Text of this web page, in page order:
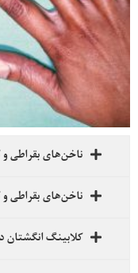
ناخن‌های بقراطی
ناخن‌های بقراطی
کلابینگ انگشتان